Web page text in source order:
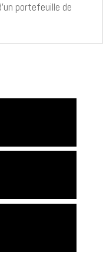
portefeuille de